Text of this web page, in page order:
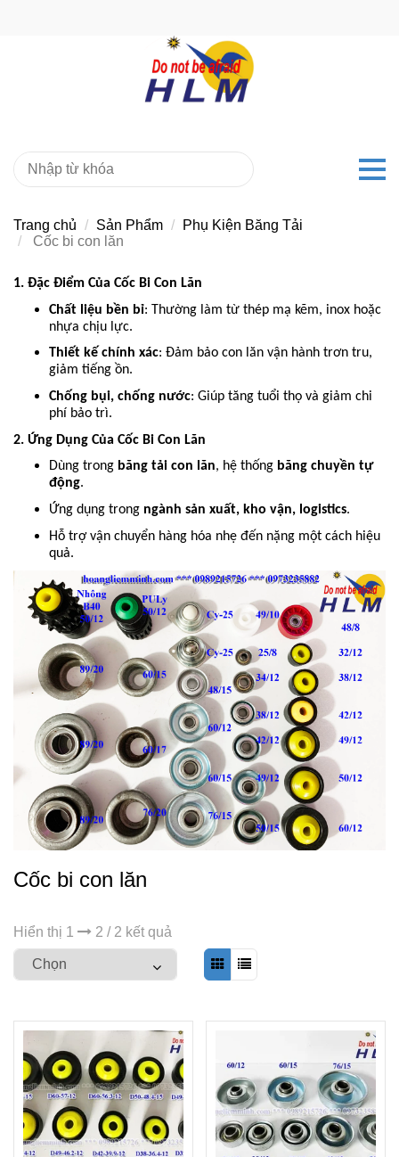
Trang chủ Sản Phẩm
Phụ Kiện Băng Tải
Cốc bi con lăn
1. Đặc Điểm Của Cốc Bi Con Lăn
Chất liệu bền bỉ: Thường làm từ thép mạ kẽm, inox hoặc
nhựa chịu lực.
Thiết kế chính xác: Đảm bảo con lăn vận hành trơn tru,
giảm tiếng ồn.
Chống bụi, chống nước: Giúp tăng tuổi thọ và giảm chi
phí bảo trì.
2. Ứng Dụng Của Cốc Bi Con Lăn
Dùng trong băng tải con lăn, hệ thống băng chuyền tự
động.
Ứng dụng trong ngành sản xuất, kho vận, logistics.
Hỗ trợ vận chuyển hàng hóa nhẹ đến nặng một cách hiệu
quả.
Cốc bi con lăn
Hiển thị 1 2 / 2 kết quả